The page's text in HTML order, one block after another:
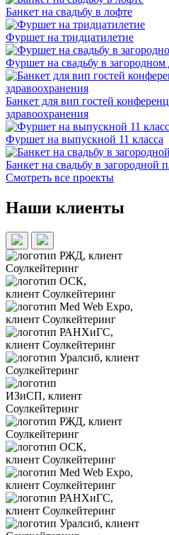
Банкет на свадьбу в лофте
Фуршет на тридцатилетие
Фуршет на свадьбу в загородном
Банкет для вип гостей
здравоохранения
Фуршет на выпускной 11 класса
Банкет на свадьбу в загородной
Смотреть все проекты
Наши клиенты